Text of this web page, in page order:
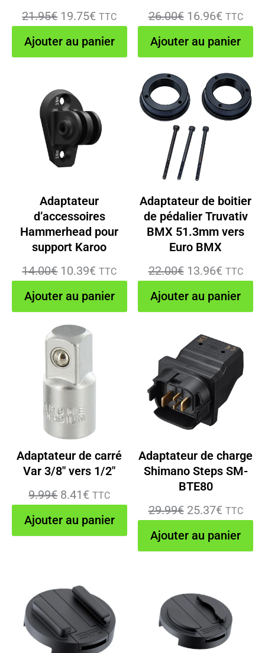
21.95€ Le
initial
21.95€.
19.75€ Le
prix
actuel
TTC
Ajouter au panier
26.00€ Le
initial
était :
26.00€.
16.96€Le
prix
actuel
est :
16.96€.
TTC
Ajouter au panier
Adaptateur
d’accessoires
Hammerhead pour
support Karoo
14.00€ Le
initial
était :
14.00€.
10.39€ Le
prix
actuel
TTC
Ajouter au panier
Adaptateur de boitier
de pédalier Truvativ
BMX 51.3mm vers
Euro BMX
22.00€ Le
initial
22.00€.
13.96€Le
prix
actuel
13.96€.
TTC
Ajouter au panier
Adaptateur de carré
Var 3/8″ vers 1/2″
9.99€ Le
initial
8.41 € Le
prix
actuel
TTC
Ajouter au panier
Adaptateur de charge
Shimano Steps SM-
BTE80
29.99€ Le
initial
25.37€Le
prix
actuel
TTC
Ajouter au panier